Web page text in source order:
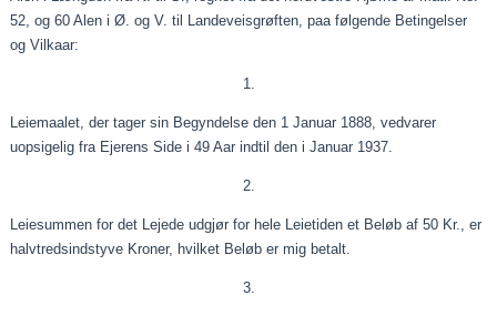
52, og 60 Alen i Ø. og V. til Landeveisgrøften ,paa følgende Betingelser
ogVilkaar:
1.
Leiemaalet , der tager sin Begyndelse den 1Januar 1888, vedvarer
uopsigelig fra Ejerens Side i 49Aar indtil den i Januar 1937.
2.
Leiesummen for det Lejedeudgjør for hele Leietiden et Beløb af 50 Kr., er
halvtredsindstyve Kroner, hvilket Beløb er mig betalt.
3.